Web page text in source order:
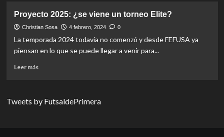
Proyecto 2025: ¿se viene un torneo Elite?
Christian Sosa 4 febrero, 2024 0
La temporada 2024 todavía no comenzó y desde FEFUSA ya
piensan en lo que se puede llegar a venir para...
Leer másRead
2025:
Tweets by FutsaldePrimera